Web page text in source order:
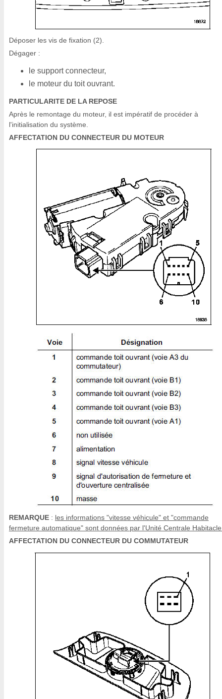
Déposer les vis de fixation (2).
Dégager :
le support connecteur,
le moteur du toit ouvrant.
PARTICULARITE DE LA REPOSE
Après le remontage du moteur, il est impératif de procéder à
l'initialisation du système.
AFFECTATION DU CONNECTEUR DU MOTEUR
REMARQUE : les informations "vitesse véhicule" et "commande
fermeture automatique" sont données par l'Unité Centrale
AFFECTATION DU CONNECTEUR DU COMMUTATEUR